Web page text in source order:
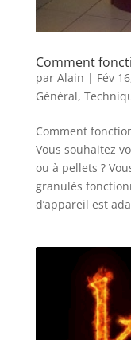
Comment
par Alain | Fév
Général,
Comment
Vous souhaitez
ou à pellets ?
granulés
d’appareil est